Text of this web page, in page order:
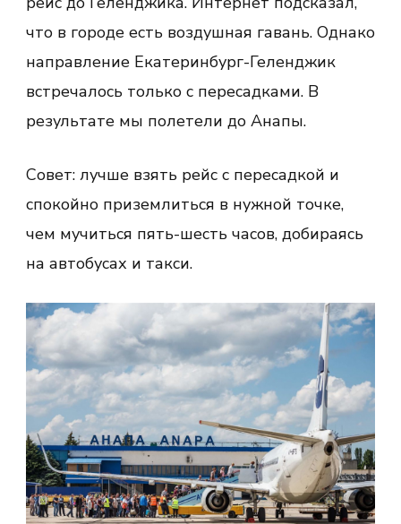
что в городе есть воздушная гавань. Однако
направление Екатеринбург-Геленджик
встречалось только с пересадками. В
результате мы полетели до Анапы.
Совет: лучше взять рейс с пересадкой и
спокойно приземлиться в нужной точке,
чем мучиться пять-шесть часов, добираясь
на автобусах и такси.